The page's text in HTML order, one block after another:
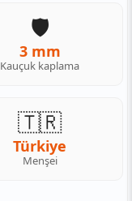
🛡️
3 mm
Kauçuk kaplama
🇹🇷
Türkiye
Menşei